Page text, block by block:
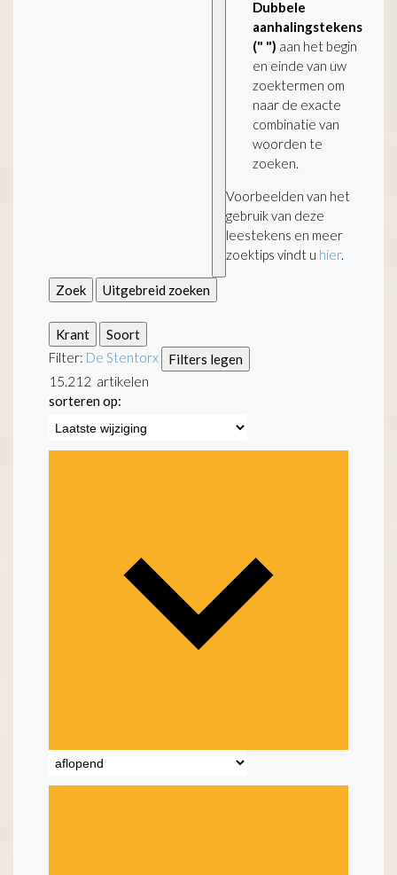
Dubbele
aanhalingstekens
(" ") aan het begin
en einde van uw
zoektermen om
naar de exacte
combinatie van
woorden te
zoeken.
Voorbeelden van het
gebruik van deze
leestekens en meer
zoektips vindt u hier.
Zoek Uitgebreid zoeken
Krant
Soort
Filter: De Stentorx
Filters legen
15.212 artikelen
sorteren op: